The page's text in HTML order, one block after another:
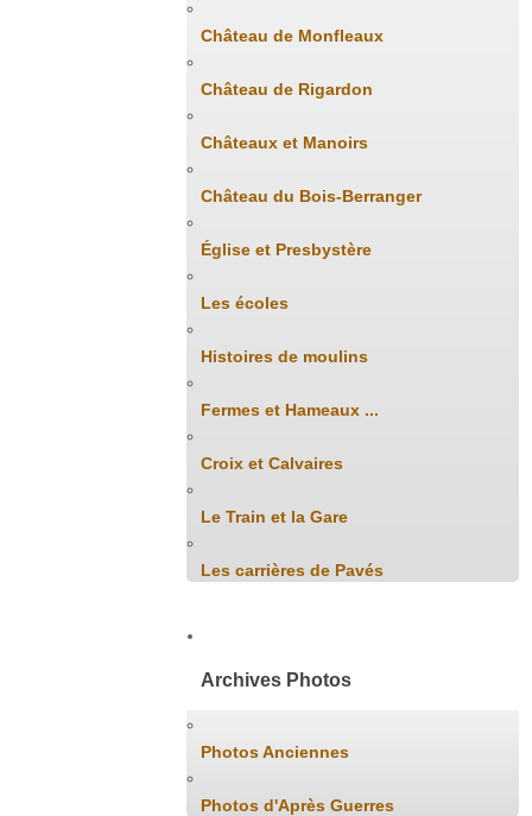
Château de Monfleaux
Château de Rigardon
Châteaux et Manoirs
Château du Bois-Berranger
Église et Presbystère
Les écoles
Histoires de moulins
Fermes et Hameaux ...
Croix et Calvaires
Le Train et la Gare
Les carrières de Pavés
Archives Photos
Photos Anciennes
Photos d'Après Guerres